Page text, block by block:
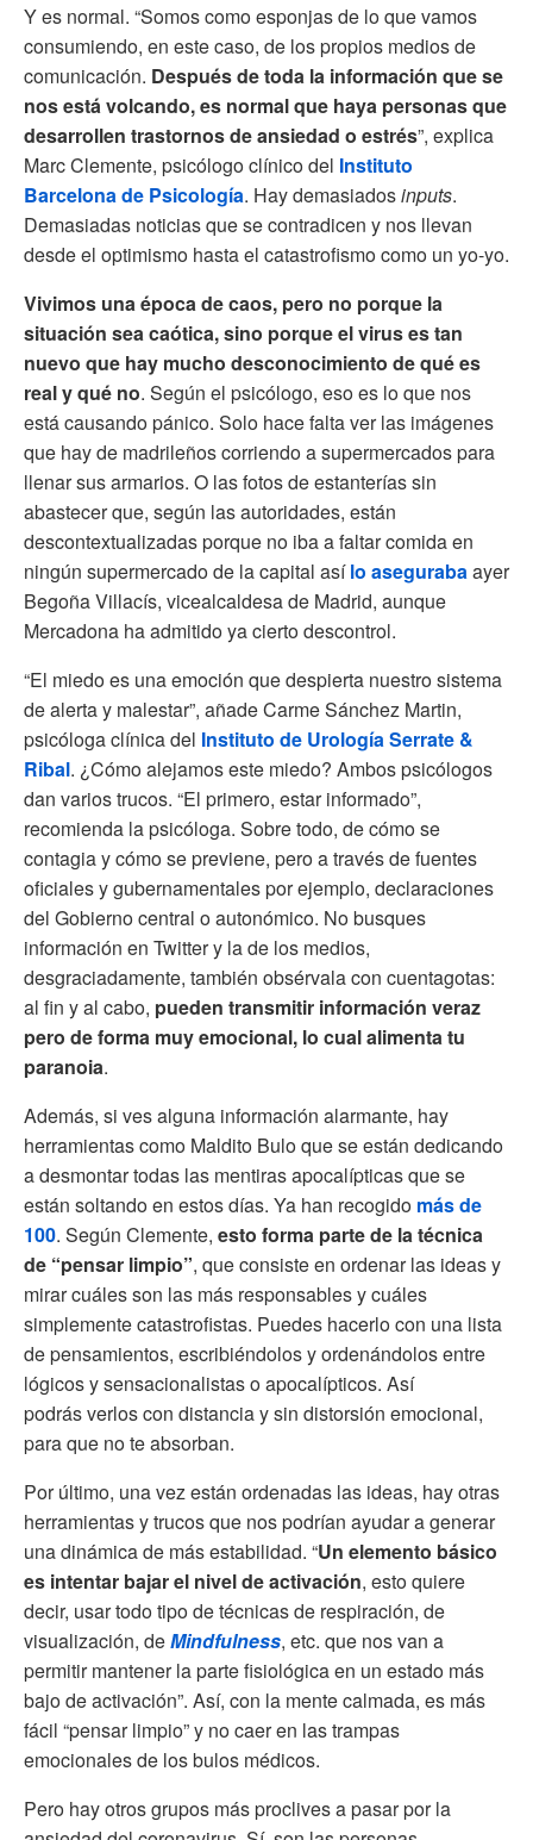
Y es normal. “Somos como esponjas de lo que vamos
consumiendo, en este caso, de los propios medios de
comunicación. Después de toda la información que se
nos está volcando, es normal que haya personas que
desarrollen trastornos de ansiedad o estrés”, explica
Marc Clemente, psicólogo clínico del Instituto
Barcelona de Psicología. Hay demasiadosinputs.
Demasiadas noticias que se contradicen y nos llevan
desde el optimismo hasta el catastrofismo como un yo-yo.
Vivimos una época de caos, pero no porque la
situación sea caótica, sino porque el virus es tan
nuevo que hay mucho desconocimiento de qué es
real y qué no. Según el psicólogo, eso es lo que nos
está causando pánico. Solo hace falta ver las imágenes
que hay de madrileños corriendo a supermercados para
llenar sus armarios. O las fotos de estanterías sin
abastecer que, según las autoridades, están
descontextualizadas porque no iba a faltar comida en
ningún supermercado de la capital asílo asegurabaayer
Begoña Villacís, vicealcaldesa de Madrid, aunque
Mercadona ha admitido ya cierto descontrol.
“El miedo es una emoción que despierta nuestro sistema
de alerta y malestar”, añade Carme Sánchez Martin,
psicóloga clínica del Instituto de Urología Serrate &
Ribal. ¿Cómo alejamos este miedo? Ambos psicólogos
dan varios trucos. “El primero, estar informado”,
recomienda la psicóloga. Sobre todo, de cómo se
contagia y cómo se previene, pero a través de fuentes
oficiales y gubernamentales por ejemplo, declaraciones
del Gobierno central o autonómico. No busques
información en Twitter y la de los medios,
desgraciadamente, también obsérvala con cuentagotas:
al fin y al cabo, pueden transmitir información veraz
pero de forma muy emocional, lo cual alimenta tu
paranoia.
Además, si ves alguna información alarmante, hay
herramientas como Maldito Bulo que se están dedicando
a desmontar todas las mentiras apocalípticas que se
están soltando en estos días. Ya han recogido más de
100. Según Clemente, esto forma parte de la técnica
de “pensar limpio”, que consiste en ordenar las ideas y
mirar cuáles son las más responsables y cuáles
simplemente catastrofistas. Puedes hacerlo con una lista
de pensamientos, escribiéndolos y ordenándolos entre
lógicos y sensacionalistas o apocalípticos. Así
podrás verlos con distancia y sin distorsión emocional,
para que no te absorban.
Por último, una vez están ordenadas las ideas, hay otras
herramientas y trucos que nos podrían ayudar a generar
una dinámica de más estabilidad. “Un elemento básico
es intentar bajar el nivel de activación, esto quiere
decir, usar todo tipo de técnicas de respiración, de
visualización, deMindfulness, etc. que nos van a
permitir mantener la parte fisiológica en un estado más
bajo de activación”. Así, con la mente calmada, es más
fácil “pensar limpio” y no caer en las trampas
emocionales de los bulos médicos.
Pero hay otros grupos más proclives a pasar por la